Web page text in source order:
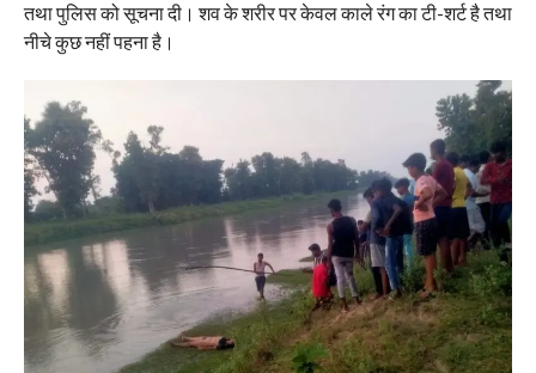
तथा पुलिस को सूचना दी। शव के शरीर पर केवल काले रंग का टी-शर्ट है तथा
नीचे कुछ नहीं पहना है।